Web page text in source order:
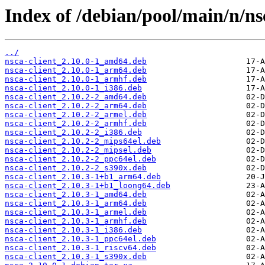
Index of /debian/pool/main/n/
../
nsca-client_2.10.0-1_amd64.deb
nsca-client_2.10.0-1_arm64.deb
nsca-client_2.10.0-1_armhf.deb
nsca-client_2.10.0-1_i386.deb
nsca-client_2.10.2-2_amd64.deb
nsca-client_2.10.2-2_arm64.deb
nsca-client_2.10.2-2_armel.deb
nsca-client_2.10.2-2_armhf.deb
nsca-client_2.10.2-2_i386.deb
nsca-client_2.10.2-2_mips64el.deb
nsca-client_2.10.2-2_mipsel.deb
nsca-client_2.10.2-2_ppc64el.deb
nsca-client_2.10.2-2_s390x.deb
nsca-client_2.10.3-1+b1_arm64.deb
nsca-client_2.10.3-1+b1_loong64.deb
nsca-client_2.10.3-1_amd64.deb
nsca-client_2.10.3-1_arm64.deb
nsca-client_2.10.3-1_armel.deb
nsca-client_2.10.3-1_armhf.deb
nsca-client_2.10.3-1_i386.deb
nsca-client_2.10.3-1_ppc64el.deb
nsca-client_2.10.3-1_riscv64.deb
nsca-client_2.10.3-1_s390x.deb